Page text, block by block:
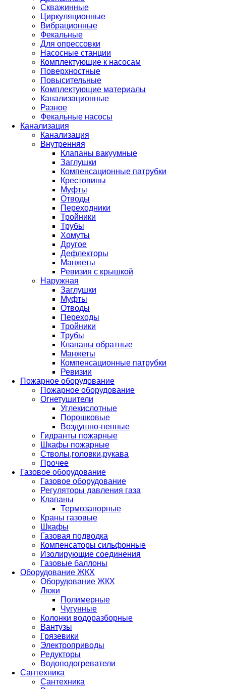
Скважинные
Циркуляционные
Вибрационные
Фекальные
Для опрессовки
Насосные станции
Комплектующие к насосам
Поверхностные
Повысительные
Комплектующие материалы
Канализационные
Разное
Фекальные насосы
Канализация
Канализация
Внутренняя
Клапаны вакуумные
Заглушки
Компенсационные патрубки
Крестовины
Муфты
Отводы
Переходники
Тройники
Трубы
Хомуты
Другое
Дефлекторы
Манжеты
Ревизия с крышкой
Наружная
Заглушки
Муфты
Отводы
Переходы
Тройники
Трубы
Клапаны обратные
Манжеты
Компенсационные патрубки
Ревизии
Пожарное оборудование
Пожарное оборудование
Огнетушители
Углекислотные
Порошковые
Воздушно-пенные
Гидранты пожарные
Шкафы пожарные
Стволы,головки,рукава
Прочее
Газовое оборудование
Газовое оборудование
Регуляторы давления газа
Клапаны
Термозапорные
Краны газовые
Шкафы
Газовая подводка
Компенсаторы сильфонные
Изолирующие соединения
Газовые баллоны
Оборудование ЖКХ
Оборудование ЖКХ
Люки
Полимерные
Чугунные
Колонки водоразборные
Вантузы
Грязевики
Электроприводы
Редукторы
Водоподогреватели
Сантехника
Сантехника